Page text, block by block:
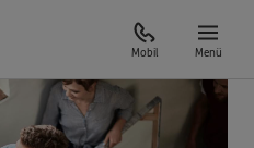
Mobil Menü